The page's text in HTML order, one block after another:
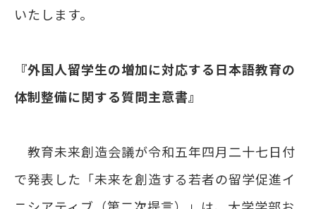
いたします。
『外国人留学生の増加に対応する日本語教育の
体制整備に関する質問主意書』
教育未来創造会議が令和五年四月二十七日付
で発表した「未来を創造する若者の留学促進イ